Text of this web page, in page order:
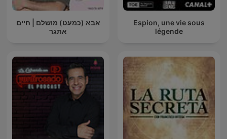
אבא (כמעט) מושלם | חיים
אתגר
Espion, une vie sous
légende